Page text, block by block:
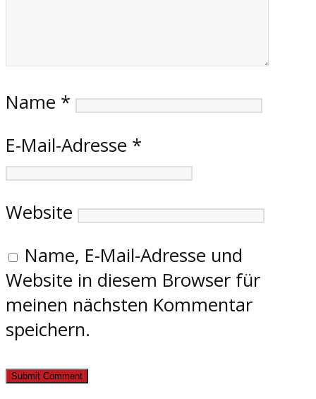
Name *
E-Mail-Adresse *
Website
Name, E-Mail-Adresse und
Website in diesem Browser für
meinen nächsten Kommentar
speichern.